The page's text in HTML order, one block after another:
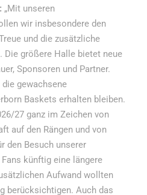
„Mit unseren
wir insbesondere den
und die zusätzliche
Die größere Halle bietet neue
Sponsoren und Partner.
gewachsene
Baskets erhalten bleiben.
27 ganz im Zeichen von
auf den Rängen und von
den Besuch unserer
künftig eine längere
Aufwand wollten
berücksichtigen. Auch das